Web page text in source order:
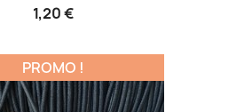
1,20 €
PROMO !